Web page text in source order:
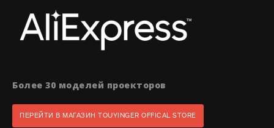
Более 30 моделей проекторов
ПЕРЕЙТИ В МАГАЗИН TOUYINGER OFFICAL STORE